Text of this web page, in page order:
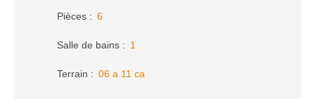
Pièces : 6
Salle de bains : 1
Terrain : 06 a 11 ca